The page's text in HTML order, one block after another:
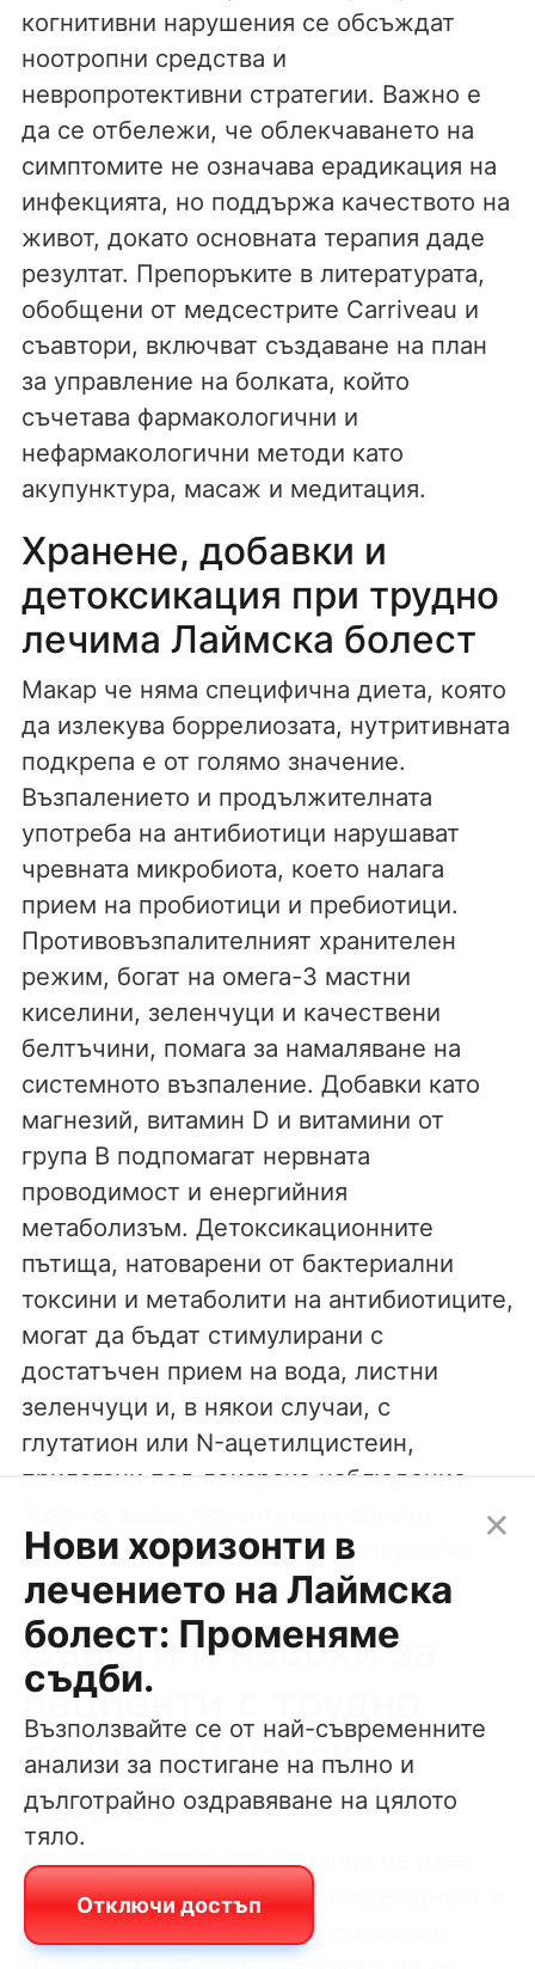
когнитивни нарушения се обсъждат
ноотропни средства и
невропротективни стратегии. Важно е
да се отбележи, че облекчаването на
симптомите не означава ерадикация на
инфекцията, но поддържа качеството на
живот, докато основната терапия даде
резултат. Препоръките в литературата,
обобщени от медсестрите Carriveau и
съавтори, включват създаване на план
за управление на болката, който
съчетава фармакологични и
нефармакологични методи като
акупунктура, масаж и медитация.
Хранене, добавки и
детоксикация при трудно
лечима Лаймска болест
Макар че няма специфична диета, която
да излекува боррелиозата, нутритивната
подкрепа е от голямо значение.
Възпалението и продължителната
употреба на антибиотици нарушават
чревната микробиота, което налага
прием на пробиотици и пребиотици.
Противовъзпалителният хранителен
режим, богат на омега-3 мастни
киселини, зеленчуци и качествени
белтъчини, помага за намаляване на
системното възпаление. Добавки като
магнезий, витамин D и витамини от
група В подпомагат нервната
проводимост и енергийния
метаболизъм. Детоксикационните
пътища, натоварени от бактериални
токсини и метаболити на антибиотиците,
могат да бъдат стимулирани с
достатъчен прием на вода, листни
зеленчуци и, в някои случаи, с
глутатион или N-ацетилцистеин,
прилагани под лекарско наблюдение.
лечение, но създава по-благоприятна
вътрешна среда за възстановяване.
Съвети и насоки за
пациенти с трудно
лечима Лаймска
болест
Когато стандартното лечение не дава
резултат, чувството за безнадеждност и
объркване може да бъде смазващо.
×
Нови хоризонти в
лечението на Лаймска
болест: Променяме
съдби.
Възползвайте се от най-съвременните
анализи за постигане на пълно и
дълготрайно оздравяване на цялото
тяло.
Отключи достъп